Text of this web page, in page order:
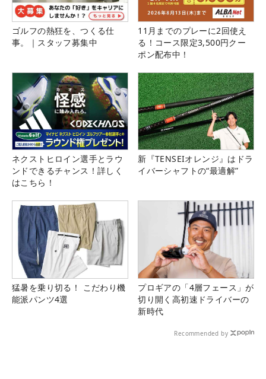
ゴルフの熱狂を、つくる仕
事。｜スタッフ募集中
11月までのプレーに2回使え
る！コース限定3,500円クー
ポン配布中！
ネクストヒロイン選手とラウ
ンドできるチャンス！詳しく
はこちら！
新『TENSEIオレンジ』はドラ
イバーシャフトの“最適解”
猛暑を乗り切る！ こだわり機
能派パンツ4選
プロギアの「4層フェース」が
切り開く高初速ドライバーの
新時代
Recommended by